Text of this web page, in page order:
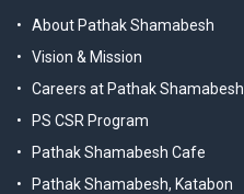
About Pathak Shamabesh
Vision & Mission
Careers at Pathak Shamabesh
PS CSR Program
Pathak Shamabesh Cafe
Pathak Shamabesh, Katabon